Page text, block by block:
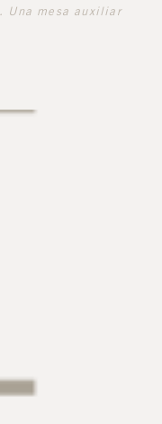
Una mesa auxiliar